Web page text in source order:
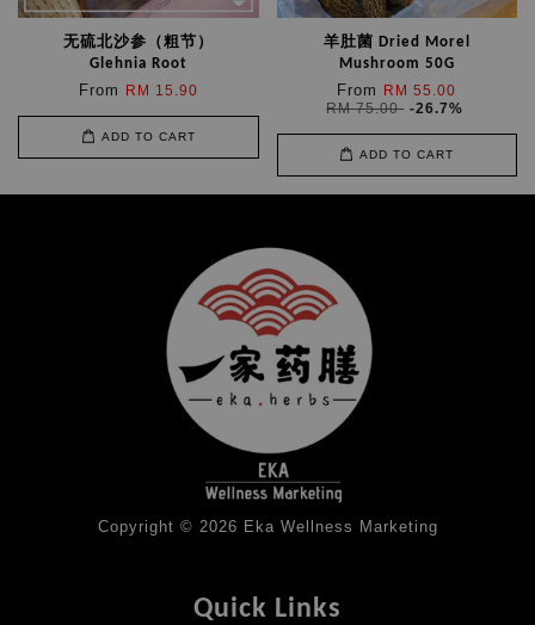
无硫北沙参（粗节）
Glehnia Root
From RM 15.90
ADD TO CART
羊肚菌 Dried Morel
Mushroom 50G
From
RM 55.00
RM 75.00 -26.7%
ADD TO CART
Copyright © 2026 Eka Wellness Marketing
Quick Links